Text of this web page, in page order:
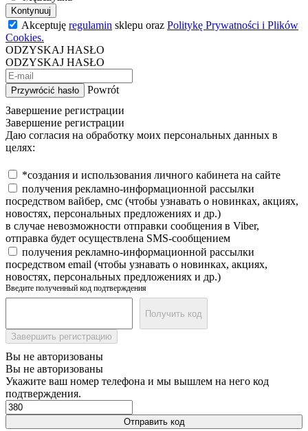
Kontynuuj
Akceptuję regulamin sklepu oraz Politykę Prywatności i Plików
Cookies.
ODZYSKAJ HASŁO
ODZYSKAJ HASŁO
Przywrócić hasło
Powrót
Завершение регистрации
Завершение регистрации
Даю согласия на обработку моих персональных данных в
целях:
*создания и использования личного кабинета на сайте
получения рекламно-информационной рассылки
посредством вайбер, смс (чтобы узнавать о новинках, акциях,
новостях, персональных предложениях и др.)
в случае невозможности отправки сообщения в Viber,
отправка будет осуществлена SMS-сообщением
получения рекламно-информационной рассылки
посредством email (чтобы узнавать о новинках, акциях,
новостях, персональных предложениях и др.)
Введите полученный код подтверждения
Получить код
Завершить регистрацию
Вы не авторизованы
Вы не авторизованы
Укажите ваш номер телефона и мы вышлем на него код
подтверждения.
Отправить код